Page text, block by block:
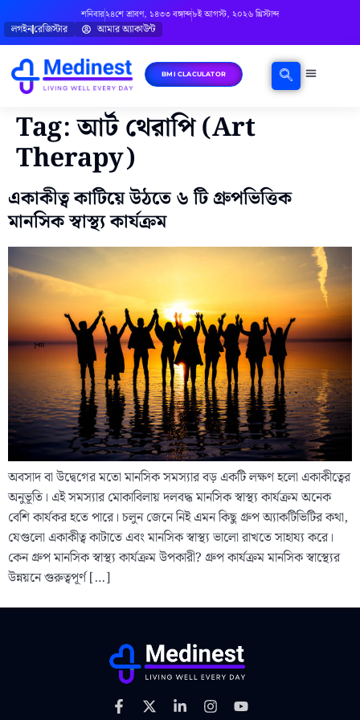
শনিবার২৪শে শ্রাবণ, ১৪৩৩ বঙ্গাব্দ৮ই আগস্ট, ২০২৬ খ্রিস্টাব্দ
লগইনরেজিস্টার আমার অ্যাকাউন্ট
BMI CLACULATOR
Tag:আর্ট থেরাপি (Art
Therapy)
একাকীত্ব কাটিয়ে উঠতে ৬ টি গ্রুপভিত্তিক
মানসিক স্বাস্থ্য কার্যক্রম
অবসাদ বা উদ্বেগের মতো মানসিক সমস্যার বড় একটি লক্ষণ হলো একাকীত্বের
অনুভূতি। এই সমস্যার মোকাবিলায় দলবদ্ধ মানসিক স্বাস্থ্য কার্যক্রম অনেক
বেশি কার্যকর হতে পারে। চলুন জেনে নিই এমন কিছু গ্রুপ অ্যাকটিভিটির কথা,
যেগুলো একাকীত্ব কাটাতে এবং মানসিক স্বাস্থ্য ভালো রাখতে সাহায্য করে।
কেন গ্রুপ মানসিক স্বাস্থ্য কার্যক্রম উপকারী? গ্রুপ কার্যক্রম মানসিক স্বাস্থ্যের
উন্নয়নে গুরুত্বপূর্ণ […]